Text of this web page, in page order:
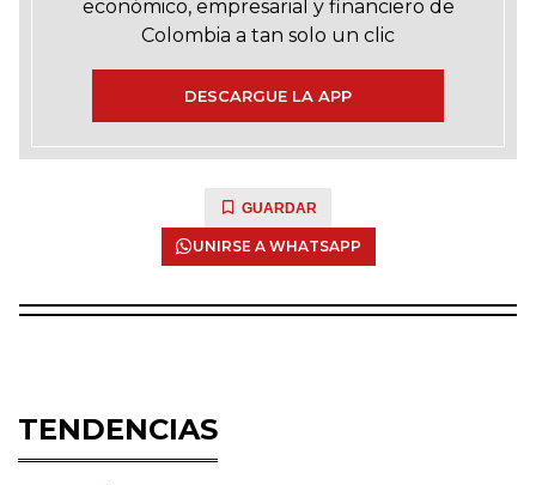
económico, empresarial y financiero de
Colombia a tan solo un clic
DESCARGUE LA APP
GUARDAR
UNIRSE A WHATSAPP
TENDENCIAS